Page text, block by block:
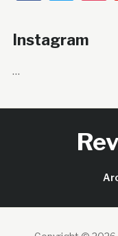
Instagram
…